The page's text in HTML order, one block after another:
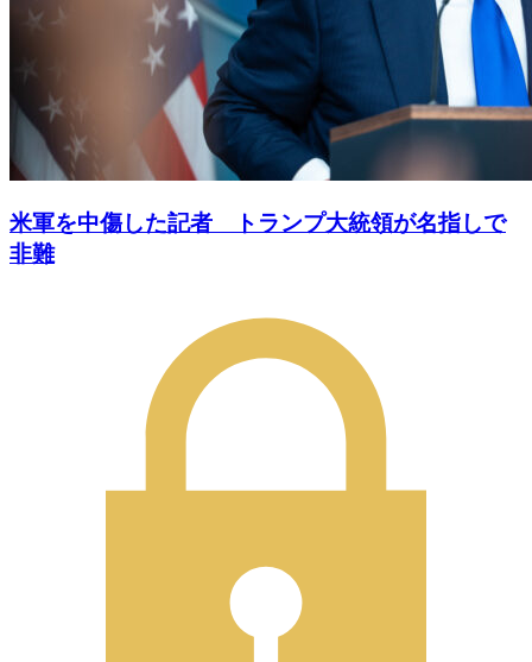
米軍を中傷した記者 トランプ大統領が名指しで
非難